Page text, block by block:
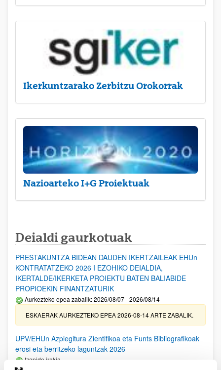
Ikerkuntzarako Zerbitzu Orokorrak
Nazioarteko I+G Proiektuak
Deialdi gaurkotuak
PRESTAKUNTZA BIDEAN DAUDEN IKERTZAILEAK EHUn
KONTRATATZEKO 2026 I EZOHIKO DEIALDIA,
IKERTALDE/IKERKETA PROIEKTU BATEN BALIABIDE
PROPIOEKIN FINANTZATURIK
Aurkezteko epea zabalik: 2026/08/07 - 2026/08/14
ESKAERAK AURKEZTEKO EPEA 2026-08-14 ARTE ZABALIK.
UPV/EHUn Azpiegitura Zientifikoa eta Funts Bibliografikoak
erosi eta berritzeko laguntzak 2026
Izapide irekia